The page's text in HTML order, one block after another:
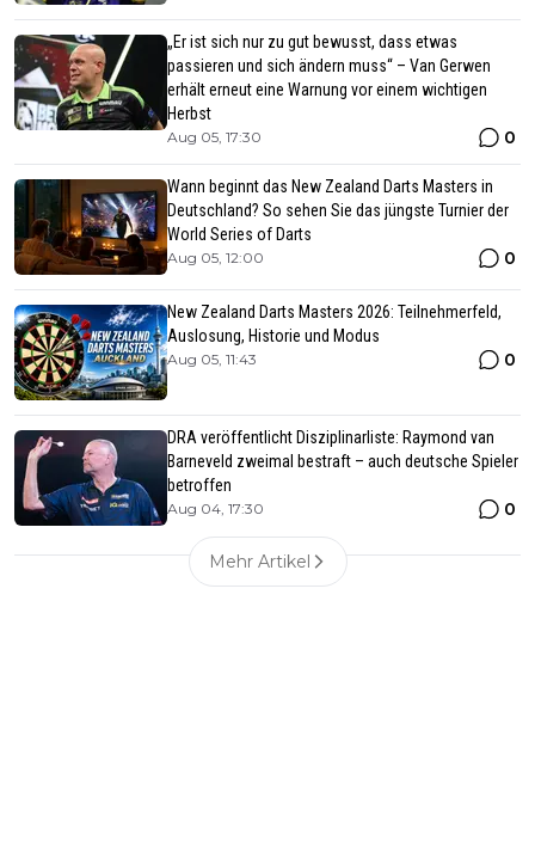
„Er ist sich nur zu gut bewusst, dass etwas
passieren und sich ändern muss“ – Van Gerwen
erhält erneut eine Warnung vor einem wichtigen
Herbst
Aug 05, 17:30 0
Wann beginnt das New Zealand Darts Masters in
Deutschland? So sehen Sie das jüngste Turnier der
World Series of Darts
Aug 05, 12:00 0
New Zealand Darts Masters 2026: Teilnehmerfeld,
Auslosung, Historie und Modus
Aug 05, 11:43 0
DRA veröffentlicht Disziplinarliste: Raymond van
Barneveld zweimal bestraft – auch deutsche Spieler
betroffen
Aug 04, 17:30 0
Mehr Artikel